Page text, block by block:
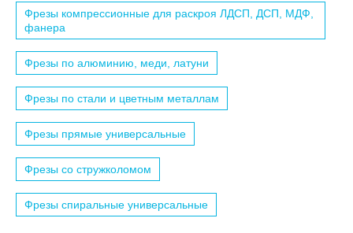
Фрезы компрессионные для раскроя ЛДСП, ДСП, МДФ,
фанера
Фрезы по алюминию, меди, латуни
Фрезы по стали и цветным металлам
Фрезы прямые универсальные
Фрезы со стружколомом
Фрезы спиральные универсальные